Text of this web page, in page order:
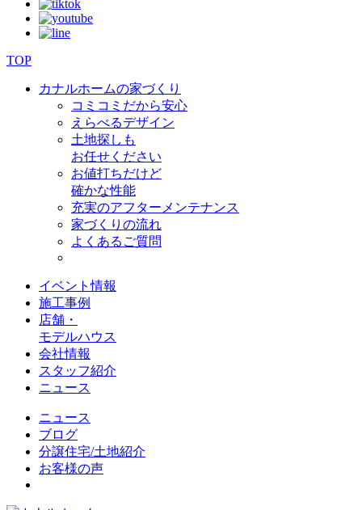
TOP
カナルホームの家づくり
コミコミだから安心
えらべるデザイン
土地探しも
お任せください
お値打ちだけど
確かな性能
充実のアフターメンテナンス
家づくりの流れ
よくあるご質問
イベント情報
施工事例
店舗・
モデルハウス
会社情報
スタッフ紹介
ニュース
ニュース
ブログ
分譲住宅/土地紹介
お客様の声